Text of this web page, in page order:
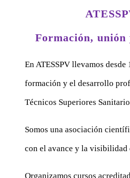
Formación, unión
En ATESSPV llevamos
formación y el desarrollo
Técnicos Superiores
Somos una asociación
con el avance y la
Organizamos cursos